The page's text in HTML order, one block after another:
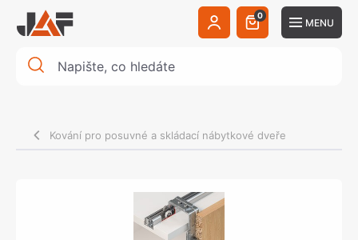
0
MENU
Kování pro posuvné a skládací nábytkové dveře